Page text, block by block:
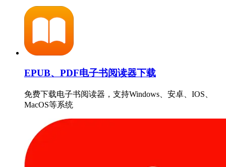
EPUB、PDF电子书阅读器下载
免费下载电子书阅读器，支持Windows、安卓、IOS、
MacOS等系统